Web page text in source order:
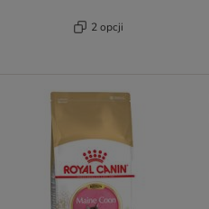
2 opcji